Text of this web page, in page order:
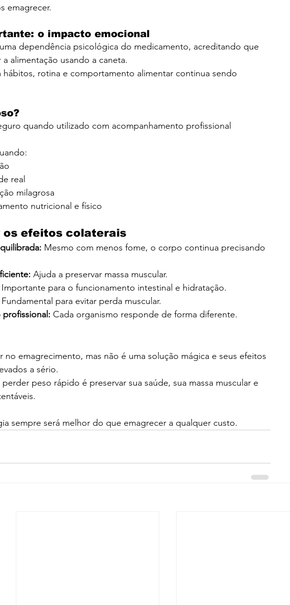
emagrecer.
o impacto emocional
dependência psicológica do medicamento, acreditando que
alimentação usando a caneta.
hábitos, rotina e comportamento alimentar continua sendo
quando utilizado com acompanhamento profissional
real
milagrosa
nutricional e físico
os efeitos colaterais
Mesmo com menos fome, o corpo continua precisando
Ajuda a preservar massa muscular.
Importante para o funcionamento intestinal e hidratação.
Fundamental para evitar perda muscular.
profissional: Cada organismo responde de forma diferente.
no emagrecimento, mas não é uma solução mágica e seus efeitos
a sério.
peso rápido é preservar sua saúde, sua massa muscular e
sempre será melhor do que emagrecer a qualquer custo.